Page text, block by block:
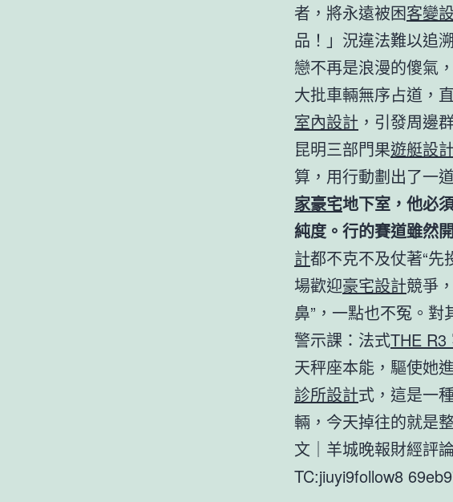
者，將永遠被困客變
品！」況違法難以追
戀不再是浪漫的傻氣
大批車輛無序占道，
室內設計 ，引發周邊
昆明三部門果遊艇設計
算，用行動劃出了一
家豪宅地下室，他必
純度。行的賽道雖然
計都不克不及仗著“先
場歡迎豪宅設計競爭
鼻”，一點也不冤。
警示課：法式THE R3
天秤座本能，驅使她
診所設計式，這是一
輛，今天掉往的就是
文｜羊城晚報財經評
TC:jiuyi9follow8